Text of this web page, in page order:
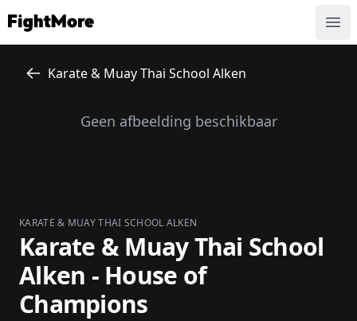
FightMore
Karate & Muay Thai School Alken
Geen afbeelding beschikbaar
KARATE & MUAY THAI SCHOOL ALKEN
Karate & Muay Thai School
Alken - House of
Champions